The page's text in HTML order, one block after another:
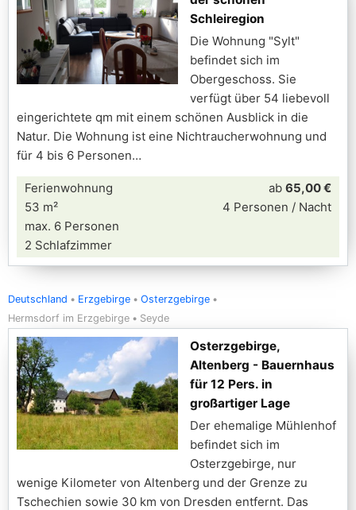
Schleiregion
Die Wohnung "Sylt"
befindet sich im
Obergeschoss. Sie
verfügt über 54 liebevoll
eingerichtete qm mit einem schönen Ausblick in die
Natur. Die Wohnung ist eine Nichtraucherwohnung und
für 4 bis 6 Personen
Ferienwohnung
53 m²
max. 6 Personen
2 Schlafzimmer
ab 65,00 €
4 Personen / Nacht
Deutschland Erzgebirge
Osterzgebirge
Hermsdorf im Erzgebirge
Seyde
Osterzgebirge,
Altenberg - Bauernhaus
für 12 Pers. in
großartiger Lage
Der ehemalige Mühlenhof
befindet sich im
Osterzgebirge, nur
wenige Kilometer von Altenberg und der Grenze zu
Tschechien sowie 30 km von Dresden entfernt. Das